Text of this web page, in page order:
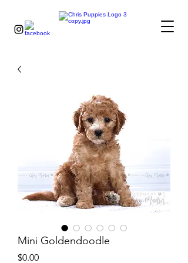
Mini Goldendoodle
$0.00Price